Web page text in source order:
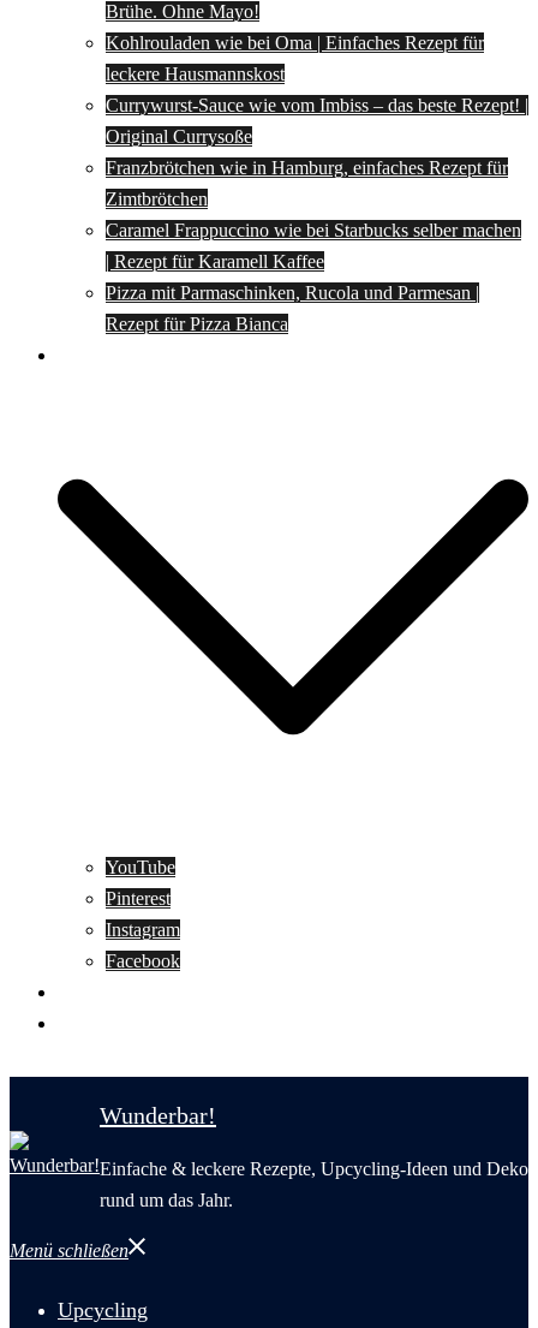
Brühe. Ohne Mayo!
Kohlrouladen wie bei Oma | Einfaches Rezept für
leckere Hausmannskost
Currywurst-Sauce wie vom Imbiss – das beste Rezept! |
Original Currysoße
Franzbrötchen wie in Hamburg, einfaches Rezept für
Zimtbrötchen
Caramel Frappuccino wie bei Starbucks selber machen
| Rezept für Karamell Kaffee
Pizza mit Parmaschinken, Rucola und Parmesan |
Rezept für Pizza Bianca
YouTube
Pinterest
Instagram
Facebook
Wunderbar!
Einfache & leckere Rezepte, Upcycling-Ideen und Deko
rund um das Jahr.
Menü schließen
Upcycling